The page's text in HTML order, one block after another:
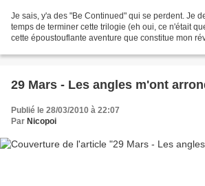
Je sais, y'a des "Be Continued" qui se perdent. Je
temps de terminer cette trilogie (eh oui, ce n'était
cette époustouflante aventure que constitue mon
29 Mars - Les angles m'ont
Publié le 28/03/2010 à 22:07
Par Nicopoi